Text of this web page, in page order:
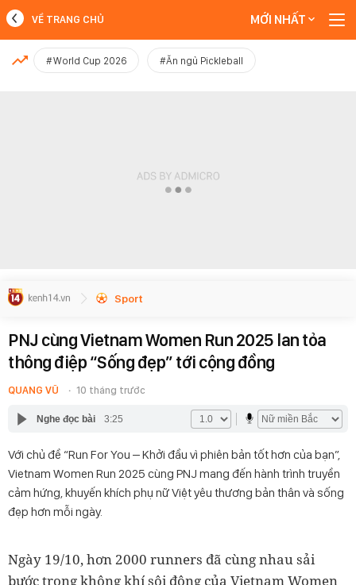
MỚI NHẤT
VỀ TRANG CHỦ MỚI NHẤT
#World Cup 2026 #Ăn ngủ Pickleball
Sport
PNJ cùng Vietnam Women Run 2025 lan tỏa
thông điệp “Sống đẹp” tới cộng đồng
QUANG VŨ 10 tháng trước
Nghe đọc bài 3:25
Với chủ đề “Run For You – Khởi đầu vì phiên bản tốt hơn của bạn”,
Vietnam Women Run 2025 cùng PNJ mang đến hành trình truyền
cảm hứng, khuyến khích phụ nữ Việt yêu thương bản thân và sống
đẹp hơn mỗi ngày.
Ngày 19/10, hơn 2000 runners đã cùng nhau sải
bước trong không khí sôi động của Vietnam Women